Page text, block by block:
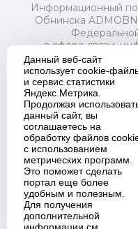
Информационный
Обнинска
в сфере связи,
и массовых
Свидетельство о
Учредитель:
распорядительный
Обнинск".
Адрес
Телефон
Настоящий
Политика в
Данный веб-сайт
использует cookie-
и сервис статистики
Яндекс.Метрика.
Продолжая
данный сайт, вы
соглашаетесь на
обработку файлов
с использованием
метрических программ.
Это поможет сделать
портал еще более
удобным и полезным.
Для получения
дополнительной